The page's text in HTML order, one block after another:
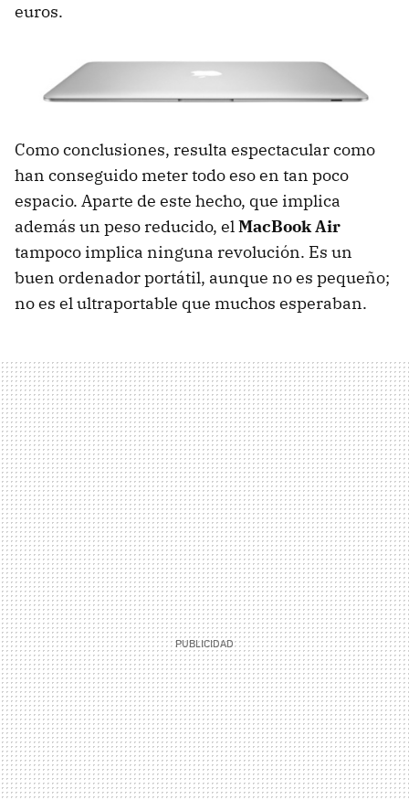
euros.
Como conclusiones, resulta espectacular como
han conseguido meter todo eso en tan poco
espacio. Aparte de este hecho, que implica
además un peso reducido, elMacBook Air
tampoco implica ninguna revolución. Es un
buen ordenador portátil, aunque no es pequeño;
no es el ultraportable que muchos esperaban.